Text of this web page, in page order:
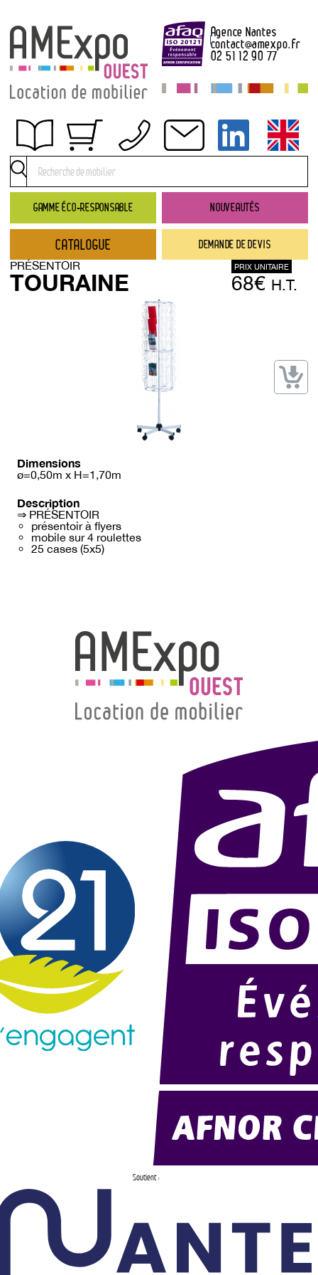
GAMME ÉCO-RESPONSABLE NOUVEAUTÉS
DEMANDE DE DEVIS
Agence Nantes
contact@amexpo.fr
02 51 12 90 77
Obtenir un devis
Conditions générales de location
Conditions de règlement
Contact
Catalogue
→ Nouveautés
→ Gamme éco-responsable
CATALOGUE
PRÉSENTOIR
TOURAINE
PRIX UNITAIRE
68€ H.T.
Dimensions
ø=0,50m x H=1,70m
Description
⇒ PRÉSENTOIR
présentoir à flyers
mobile sur 4 roulettes
25 cases (5x5)
Soutient :